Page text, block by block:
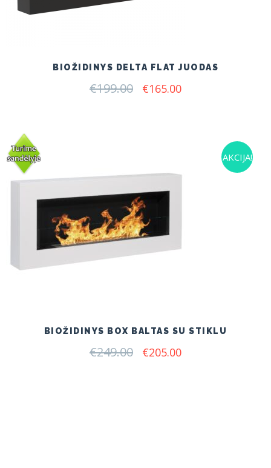
BIOŽIDINYS DELTA FLAT JUODAS
€199.00 Original
€165.00Current
AKCIJA!
BIOŽIDINYS BOX BALTAS SU STIKLU
€249.00 Original
€205.00Current